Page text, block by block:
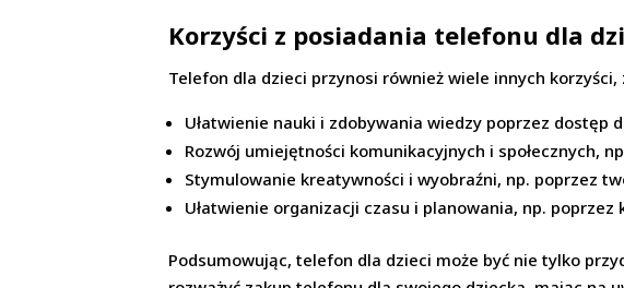
Korzyści z posiadania telefonu dla
Telefon dla dzieci przynosi również wiele innych
Ułatwienie nauki i zdobywania wiedzy poprzez
Rozwój umiejętności komunikacyjnych i społecznych,
Stymulowanie kreatywności i wyobraźni, np. poprzez
Ułatwienie organizacji czasu i planowania, np.
Podsumowując, telefon dla dzieci może być nie tylko